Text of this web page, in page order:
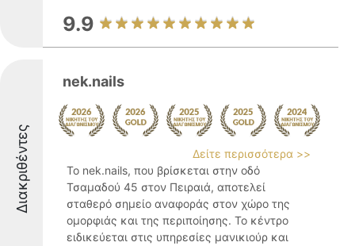
9.9
Διακριθέντες
nek.nails
Δείτε περισσότερα >>
Το nek.nails, που βρίσκεται στην οδό
Τσαμαδού 45 στον Πειραιά, αποτελεί
σταθερό σημείο αναφοράς στον χώρο της
ομορφιάς και της περιποίησης. Το κέντρο
ειδικεύεται στις υπηρεσίες μανικιούρ και